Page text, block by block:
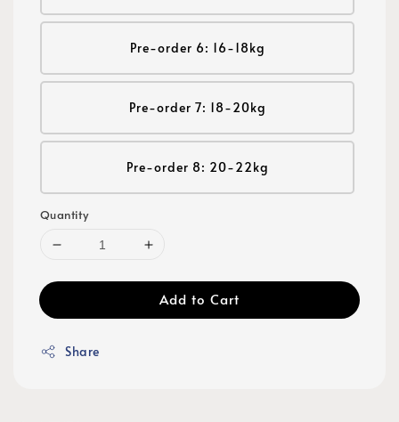
Pre-order 6: 16-18kg
Pre-order 7: 18-20kg
Pre-order 8: 20-22kg
Quantity
Add to Cart
Share